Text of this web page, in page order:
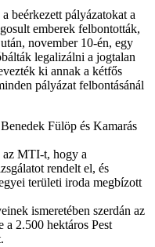
beérkezett pályázatokat a
emberek felbontották,
november 10-én, egy
legalizálni a jogtalan
ki annak a kétfős
pályázat felbontásánál
Fülöp és Kamarás
MTI-t, hogy a
rendelt el, és
területi iroda megbízott
ismeretében szerdán az
2.500 hektáros Pest